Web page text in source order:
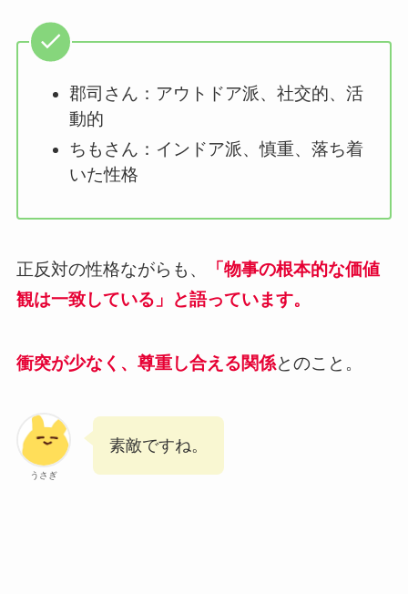
郡司さん：アウトドア派、社交的、活
動的
ちもさん：インドア派、慎重、落ち着
いた性格
正反対の性格ながらも、
「物事の根本的な価値
観は一致している」と語っています。
衝突が少なく、尊重し合える関係とのこと。
うさぎ
素敵ですね。